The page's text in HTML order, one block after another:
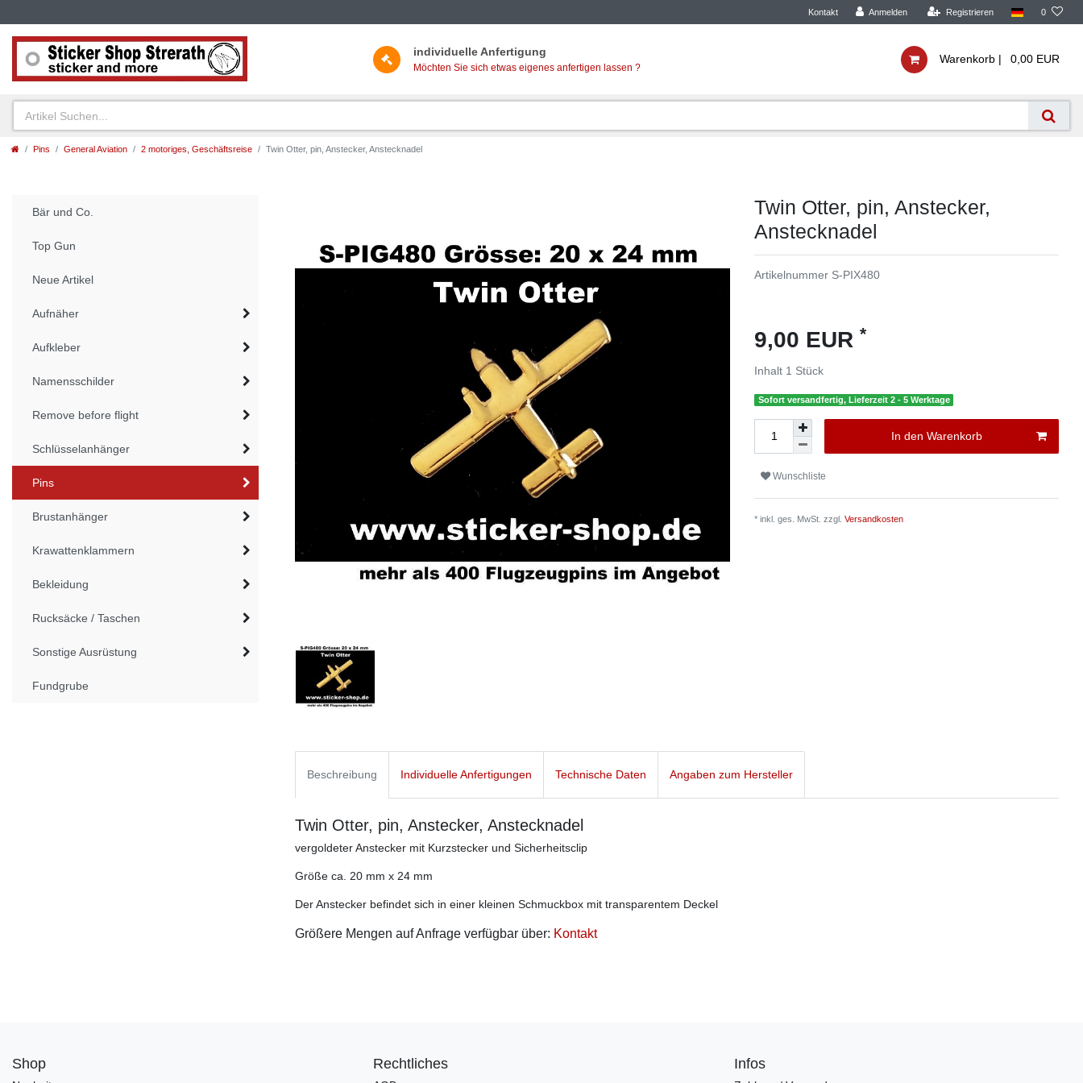
Kontakt Anmelden Registrieren 0
individuelle Anfertigung
Möchten Sie sich etwas eigenes anfertigen lassen ?
Warenkorb | 0,00 EUR
Pins General Aviation 2 motoriges, Geschäftsreise Twin Otter, pin, Anstecker, Anstecknadel
Bär und Co.
Top Gun
Neue Artikel
Aufnäher
Aufkleber
Namensschilder
Remove before flight
Schlüsselanhänger
Pins
Brustanhänger
Krawattenklammern
Bekleidung
Rucksäcke / Taschen
Sonstige Ausrüstung
Fundgrube
Twin Otter, pin, Anstecker,
Anstecknadel
Artikelnummer S-PIX480
9,00 EUR *
Inhalt 1 Stück
Sofort versandfertig, Lieferzeit 2 - 5 Werktage
In den Warenkorb
Wunschliste
* inkl. ges. MwSt. zzgl.Versandkosten
Beschreibung Individuelle Anfertigungen Technische Daten Angaben zum Hersteller
Twin Otter, pin, Anstecker, Anstecknadel
vergoldeter Anstecker mit Kurzstecker und Sicherheitsclip
Größe ca. 20 mm x 24 mm
Der Anstecker befindet sich in einer kleinen Schmuckbox mit transparentem Deckel
Größere Mengen auf Anfrage verfügbar über: Kontakt
Shop Rechtliches Infos